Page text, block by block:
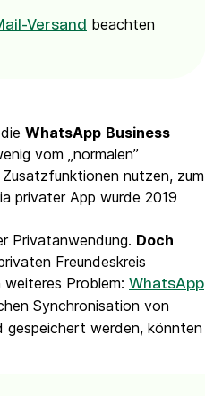
Versand beachten
WhatsApp Business
vom „normalen”
nutzen, zum
privater App wurde 2019
Privatanwendung. Doch
Freundeskreis
Problem: WhatsApp
Synchronisation von
gespeichert werden, könnten